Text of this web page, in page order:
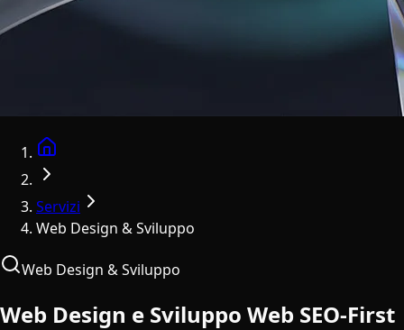
Servizi
Web Design & Sviluppo
Web Design & Sviluppo
Web Design e Sviluppo Web SEO-First